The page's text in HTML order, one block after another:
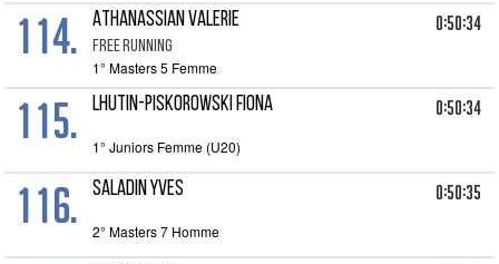
114. ATHANASSIAN VALERIE
FREE RUNNING
0:50:34
1° Masters 5 Femme
115. LHUTIN-PISKOROWSKI FIONA 0:50:34
1° Juniors Femme (U20)
116. SALADIN YVES 0:50:35
2° Masters 7 Homme